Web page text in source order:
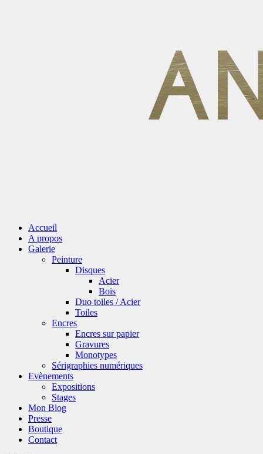
Accueil
A propos
Galerie
Peinture
Disques
Acier
Bois
Duo toiles / Acier
Toiles
Encres
Encres sur papier
Gravures
Monotypes
Sérigraphies numériques
Evènements
Expositions
Stages
Mon Blog
Presse
Boutique
Contact